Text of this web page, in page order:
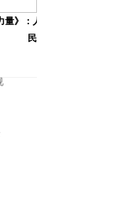
：全面
要求
量》：人民有信仰、国家有
民族有希望